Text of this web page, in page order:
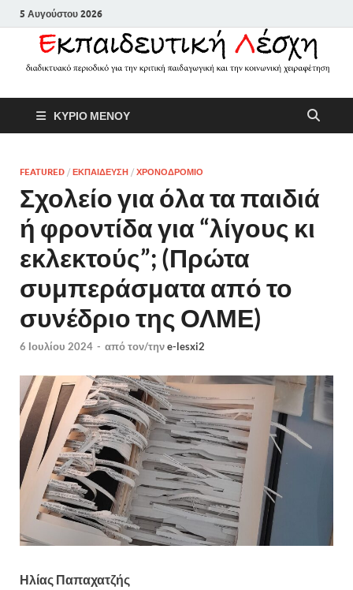
5 Αυγούστου 2026
κριτική παιδαγωγική και την
κοινωνική χειραφέτηση
ΚΥΡΙΟ ΜΕΝΟΥ
FEATURED / ΕΚΠΑΙΔΕΥΣΗ / ΧΡΟΝΟΔΡΟΜΙΟ
Σχολείο για όλα τα παιδιά
ή φροντίδα για “λίγους κι
εκλεκτούς”; (Πρώτα
συμπεράσματα από το
συνέδριο της ΟΛΜΕ)
6 Ιουλίου 2024 - από τον/τηνe-lesxi2
Ηλίας Παπαχατζής